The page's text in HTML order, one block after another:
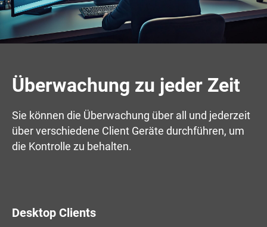
Überwachung zu jeder Zeit
Sie können die Überwachung über all und jederzeit
über verschiedene Client Geräte durchführen, um
die Kontrolle zu behalten.
Desktop Clients